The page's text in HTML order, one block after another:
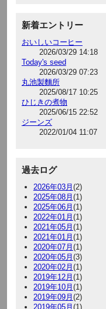
新着エントリー
おいしいコーヒー
2026/03/29 14:18
Today's seed
2026/03/29 07:23
丸池製麵所
2025/08/17 10:25
ひじきの煮物
2025/06/15 22:52
ジーンズ
2022/01/04 11:07
過去ログ
2026年03月(2)
2025年08月(1)
2025年06月(1)
2022年01月(1)
2021年05月(1)
2021年01月(1)
2020年07月(1)
2020年05月(3)
2020年02月(1)
2019年12月(1)
2019年10月(1)
2019年09月(2)
2019年05月(1)